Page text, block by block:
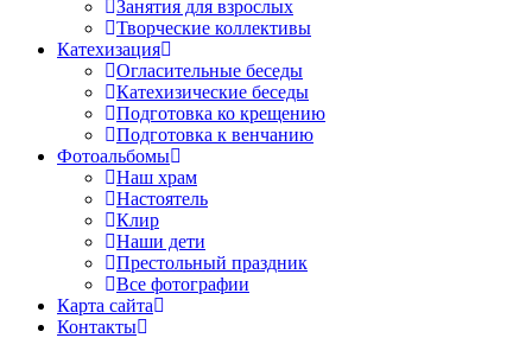
Занятия для взрослых
Творческие коллективы
Катехизация
Огласительные беседы
Катехизические беседы
Подготовка ко крещению
Подготовка к венчанию
Фотоальбомы
Наш храм
Настоятель
Клир
Наши дети
Престольный праздник
Все фотографии
Карта сайта
Контакты